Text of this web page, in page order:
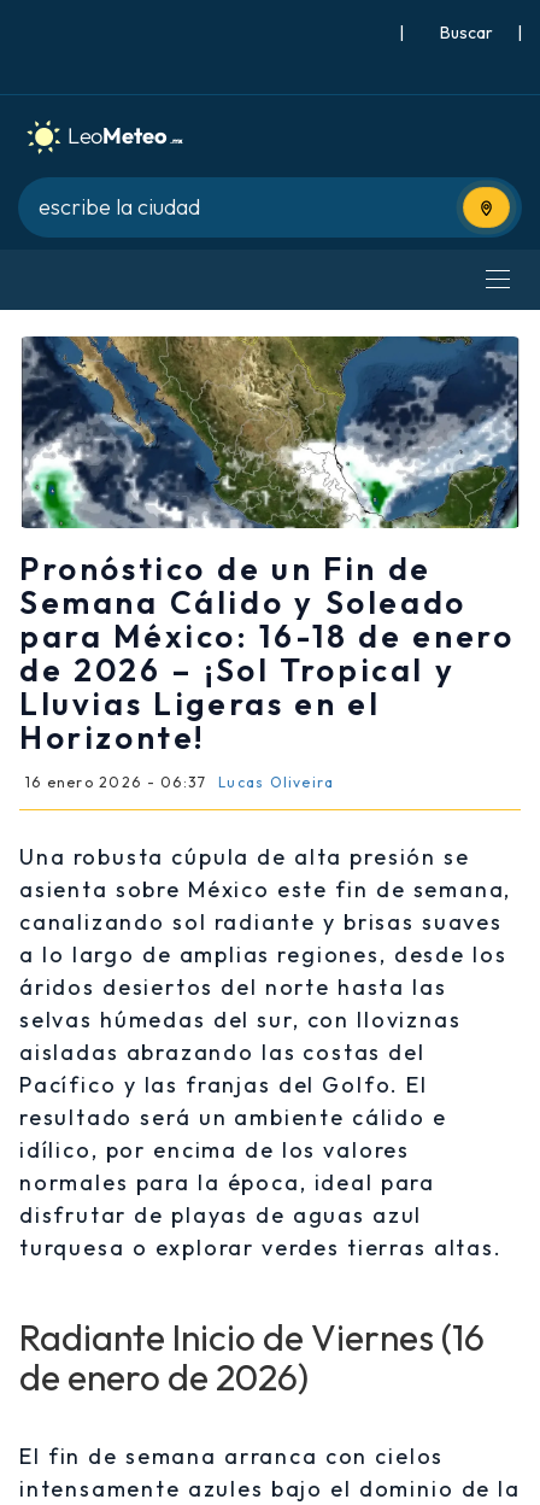
| |
Usa tu
Pronóstico de un Fin de
Semana Cálido y Soleado
para México: 16-18 de enero
de 2026 – ¡Sol Tropical y
Lluvias Ligeras en el
Horizonte!
16 enero 2026 - 06:37 Lucas Oliveira
Una robusta cúpula de alta presión se
asienta sobre México este fin de semana,
canalizando sol radiante y brisas suaves
a lo largo de amplias regiones, desde los
áridos desiertos del norte hasta las
selvas húmedas del sur, con lloviznas
aisladas abrazando las costas del
Pacífico y las franjas del Golfo. El
resultado será un ambiente cálido e
idílico, por encima de los valores
normales para la época, ideal para
disfrutar de playas de aguas azul
turquesa o explorar verdes tierras altas.
Radiante Inicio de Viernes (16
de enero de 2026)
El fin de semana arranca con cielos
intensamente azules bajo el dominio de la